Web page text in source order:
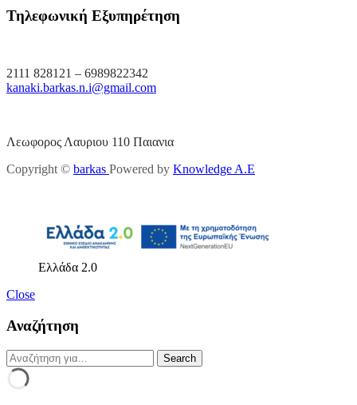
Τηλεφωνική Εξυπηρέτηση
2111 828121 – 6989822342
kanaki.barkas.n.i@gmail.com
Λεωφορος Λαυριου 110 Παιανια
Copyright © barkas Powered by Knowledge A.E
Ελλάδα 2.0
Close
Αναζήτηση